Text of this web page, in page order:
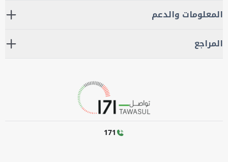
المعلومات والدعم
المراجع
171